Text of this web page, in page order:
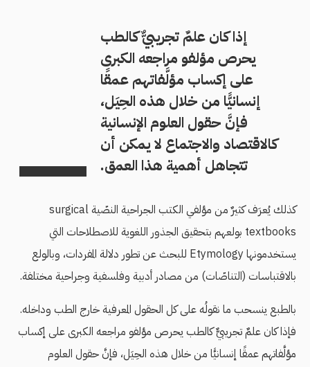
إذا كان علمٌ تجريبيٌّ كالطب
يحرص مؤلفو مراجعه الكبرى
على إكساب مؤلَّفاتهم عمقًا
إنسانيًّا من خلال هذه الحِيَل،
فإنَّ حقول العلوم الإنسانية
كالاقتصاد والاجتماع لا يمكن أن
تتجاهل أهمية هذا العمق.
كذلك يُعرَف كثيرٌ من مؤلفي الكتب الجراحية النصّية surgical
textbooks بولعهم بتحقيق الجذور اللغوية للاصطلاحات التي
يستخدمونها Etymology للبحث عن تطور دلالة المفردات، وبالولع
بالاقتباسات (التناصّات) من مصادر أدبية وفلسفية وجراحية مختلفة.
بالطبع ينسحب ما نقولُه على كل الحقول المعرفية خارج الطب وداخله.
فإذا كان علمٌ تجريبيٌّ كالطب يحرص مؤلفو مراجعه الكبرى على إكساب
مؤلَّفاتهم عمقًا إنسانيًّا من خلال هذه الحِيَل، فإنَّ حقول العلوم